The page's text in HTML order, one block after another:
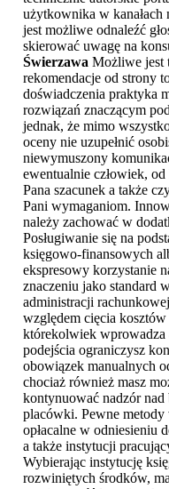
użytkownika w kanałach
jest możliwe odnaleźć
skierować uwagę na
Świerzawa Możliwe jest
rekomendacje od strony
doświadczenia praktyka
rozwiązań znaczącym
jednak, że mimo
oceny nie uzupełnić
niewymuszony
ewentualnie człowiek,
Pana szacunek a także
Pani wymaganiom.
należy zachować w
Posługiwanie się na
księgowo-finansowych
ekspresowy korzystanie
znaczeniu jako standard
administracji
względem cięcia
którekolwiek wprowadza
podejścia ograniczysz
obowiązek manualnych
chociaż również masz
kontynuować nadzór nad
placówki. Pewne
opłacalne w odniesieniu
a także instytucji
Wybierając instytucję
rozwiniętych środków,